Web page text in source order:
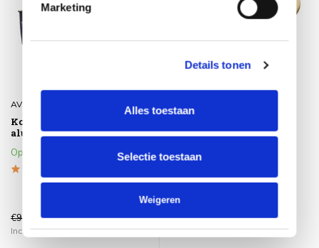
Marketing
Details tonen
Alles toestaan
Selectie toestaan
Weigeren
AVH-Collectie
Kota 3-zitsbank antraciet
aluminium
Op voorraad
€999,00 €549,00
Incl. btw
AVH-Collectie
ronde rugleuning teak
Wij verwachten vanaf 15
kunnen leveren.
€849,00 €699,00
Incl. btw